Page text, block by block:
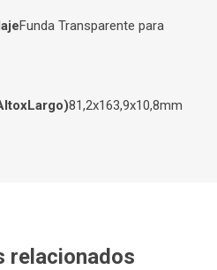
Funda Transparente para
81,2x163,9x10,8mm
relacionados